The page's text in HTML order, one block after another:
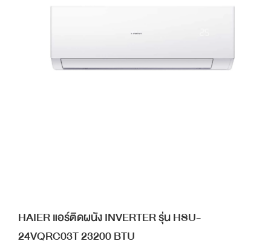
HAIER แอร์ติดผนัง INVERTER รุ่น HSU-
24VQRC03T 23200 BTU